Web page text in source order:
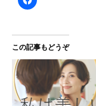
この記事もどうぞ